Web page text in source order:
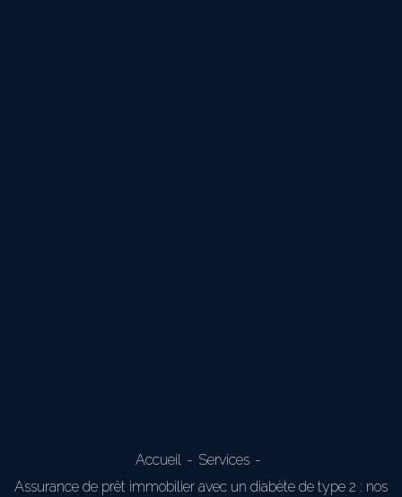
Accueil
Services
Assurance de prêt immobilier avec un diabète de type 2 : nos